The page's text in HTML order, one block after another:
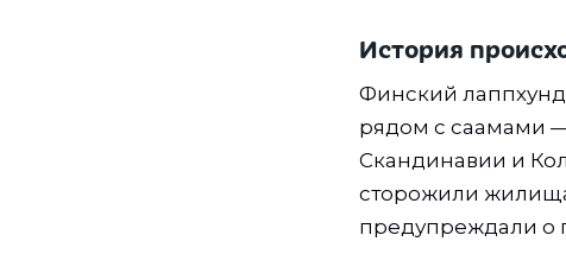
История
Финский
рядом с саамами
Скандинавии и
сторожили
предупреждали о